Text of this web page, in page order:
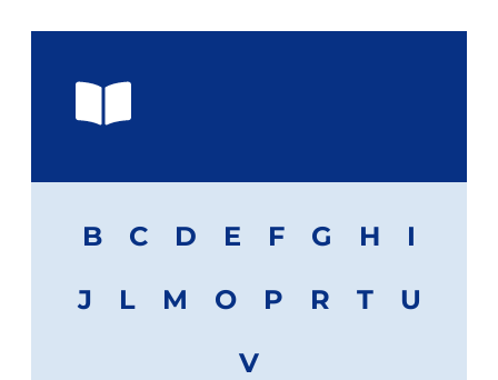
B C D E F G H
I
J
L M O P R T
U
V